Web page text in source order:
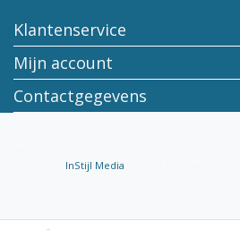
Klantenservice
Mijn account
Contactgegevens
InStijl Media